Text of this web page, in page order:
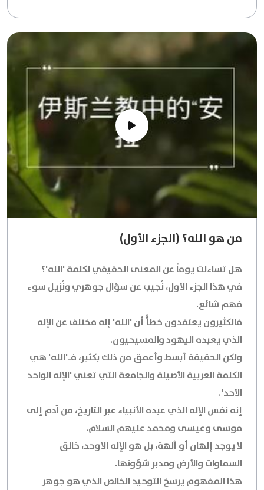
من هو الله؟ (الجزء الأول)
هل تساءلت يوماً عن المعنى الحقيقي لكلمة 'الله'؟
في هذا الجزء الأول، نُجيب عن سؤال جوهري ونُزيل سوء
فهم شائع.
فالكثيرون يعتقدون خطأً أن 'الله' إله مختلف عن الإله
الذي يعبده اليهود والمسيحيون.
ولكن الحقيقة أبسط وأعمق من ذلك بكثير، فـ'الله' هي
الكلمة العربية الأصيلة والجامعة التي تعني 'الإله الواحد
الأحد'.
إنه نفس الإله الذي عبده الأنبياء عبر التاريخ، من آدم إلى
موسى وعيسى ومحمد عليهم السلام.
لا يوجد إلهان أو آلهة، بل هو الإله الأوحد، خالق
السماوات والأرض ومدبر شؤونها.
هذا المفهوم يرسخ التوحيد الخالص الذي هو جوهر